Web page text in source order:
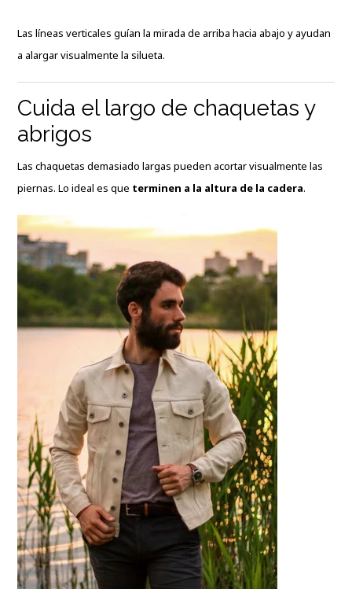
Las líneas verticales guían la mirada de arriba hacia abajo y ayudan
a alargar visualmente la silueta.
Cuida el largo de chaquetas y
abrigos
Las chaquetas demasiado largas pueden acortar visualmente las
piernas. Lo ideal es que terminen a la altura de la cadera.